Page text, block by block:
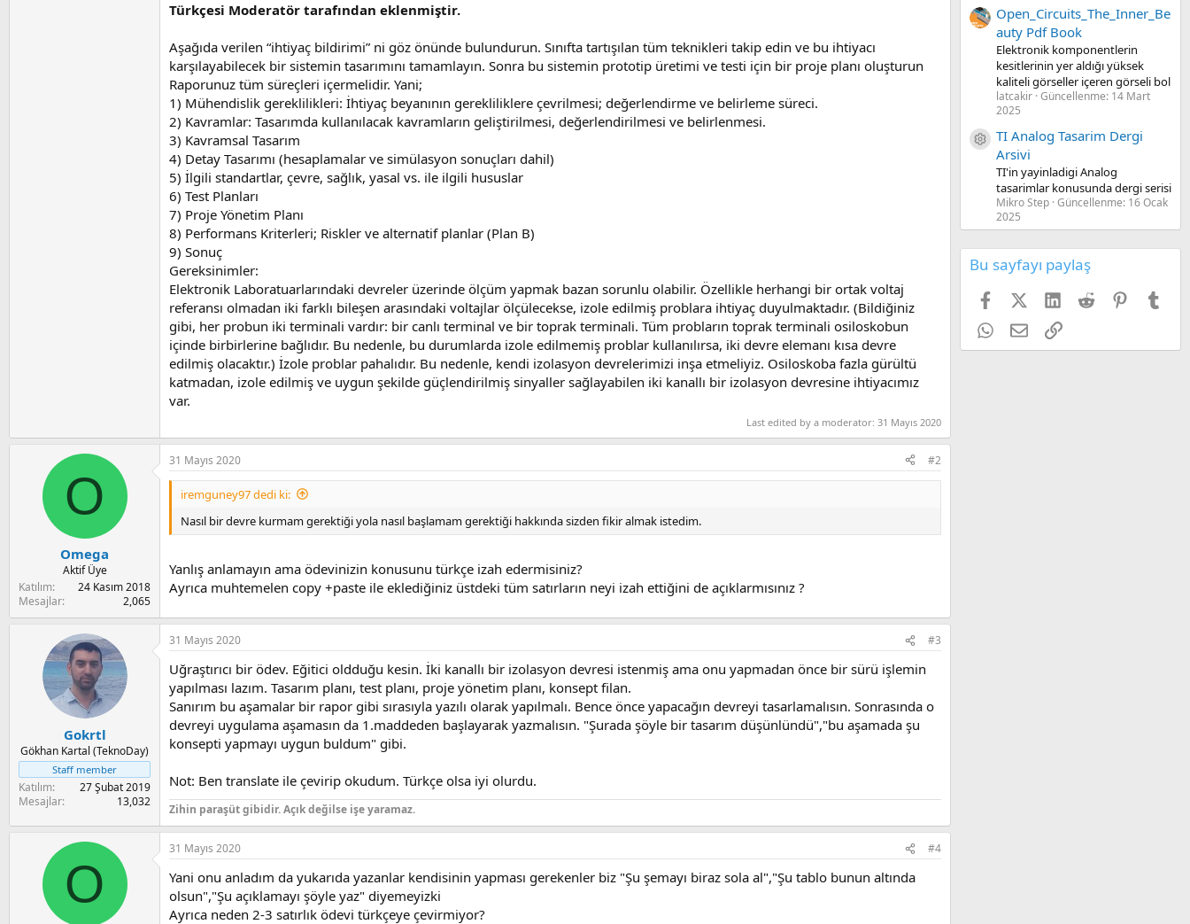
Türkçesi Moderatör tarafından eklenmiştir.
Aşağıda verilen “ihtiyaç bildirimi” ni göz önünde bulundurun. Sınıfta tartışılan tüm teknikleri takip edin ve bu ihtiyacı
karşılayabilecek bir sistemin tasarımını tamamlayın. Sonra bu sistemin prototip üretimi ve testi için bir proje planı oluşturun
Raporunuz tüm süreçleri içermelidir. Yani;
1) Mühendislik gereklilikleri: İhtiyaç beyanının gerekliliklere çevrilmesi; değerlendirme ve belirleme süreci.
2) Kavramlar: Tasarımda kullanılacak kavramların geliştirilmesi, değerlendirilmesi ve belirlenmesi.
3) Kavramsal Tasarım
4) Detay Tasarımı (hesaplamalar ve simülasyon sonuçları dahil)
5) İlgili standartlar, çevre, sağlık, yasal vs. ile ilgili hususlar
6) Test Planları
7) Proje Yönetim Planı
8) Performans Kriterleri; Riskler ve alternatif planlar (Plan B)
9) Sonuç
Gereksinimler:
Elektronik Laboratuarlarındaki devreler üzerinde ölçüm yapmak bazan sorunlu olabilir. Özellikle herhangi bir ortak voltaj
referansı olmadan iki farklı bileşen arasındaki voltajlar ölçülecekse, izole edilmiş problara ihtiyaç duyulmaktadır. (Bildiğiniz
gibi, her probun iki terminali vardır: bir canlı terminal ve bir toprak terminali. Tüm probların toprak terminali osiloskobun
içinde birbirlerine bağlıdır. Bu nedenle, bu durumlarda izole edilmemiş problar kullanılırsa, iki devre elemanı kısa devre
edilmiş olacaktır.) İzole problar pahalıdır. Bu nedenle, kendi izolasyon devrelerimizi inşa etmeliyiz. Osiloskoba fazla gürültü
katmadan, izole edilmiş ve uygun şekilde güçlendirilmiş sinyaller sağlayabilen iki kanallı bir izolasyon devresine ihtiyacımız
var.
Last edited by a moderator: 31 Mayıs 2020
O
Omega
Aktif Üye
Katılım
24 Kasım 2018
Mesajlar
2,065
31 Mayıs 2020 #2
iremguney97 dedi ki:
Nasıl bir devre kurmam gerektiği yola nasıl başlamam gerektiği hakkında sizden fikir almak istedim.
Yanlış anlamayın ama ödevinizin konusunu türkçe izah edermisiniz?
Ayrıca muhtemelen copy +paste ile eklediğiniz üstdeki tüm satırların neyi izah ettiğini de açıklarmısınız ?
Gokrtl
Gökhan Kartal (TeknoDay)
Staff member
Katılım
27 Şubat 2019
Mesajlar
13,032
31 Mayıs 2020 #3
Uğraştırıcı bir ödev. Eğitici oldduğu kesin. İki kanallı bir izolasyon devresi istenmiş ama onu yapmadan önce bir sürü işlemin
yapılması lazım. Tasarım planı, test planı, proje yönetim planı, konsept filan.
Sanırım bu aşamalar bir rapor gibi sırasıyla yazılı olarak yapılmalı. Bence önce yapacağın devreyi tasarlamalısın. Sonrasında o
devreyi uygulama aşamasın da 1.maddeden başlayarak yazmalısın. "Şurada şöyle bir tasarım düşünlündü","bu aşamada şu
konsepti yapmayı uygun buldum" gibi.
Not: Ben translate ile çevirip okudum. Türkçe olsa iyi olurdu.
Zihin paraşüt gibidir. Açık değilse işe yaramaz.
O
31 Mayıs 2020 #4
Yani onu anladım da yukarıda yazanlar kendisinin yapması gerekenler biz "Şu şemayı biraz sola al","Şu tablo bunun altında
olsun","Şu açıklamayı şöyle yaz" diyemeyizki
Ayrıca neden 2-3 satırlık ödevi türkçeye çevirmiyor?
Open_Circuits_The_Inner_Be
auty Pdf Book
Elektronik komponentlerin
kesitlerinin yer aldığı yüksek
kaliteli görseller içeren görseli bol
latcakir Güncellenme: 14 Mart
2025
Kaynak ikon/amblem
TI Analog Tasarim Dergi
Arsivi
TI'in yayinladigi Analog
tasarimlar konusunda dergi serisi
Mikro Step Güncellenme: 16 Ocak
2025
Bu sayfayı paylaş
FacebookX (Twitter)
LinkedIn
Reddit Pinterest
WhatsApp
E-postaLink